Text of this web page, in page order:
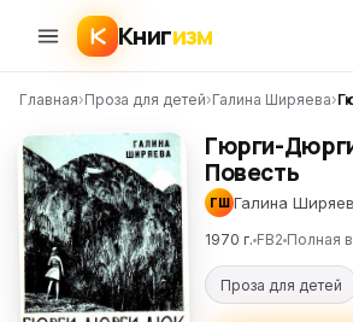
Книгизм
Главная›Проза для детей›Галина Ширяева›
Гюрги-
Повесть
ГШ Галина
1970 г. FB2 Полная
Проза для детей